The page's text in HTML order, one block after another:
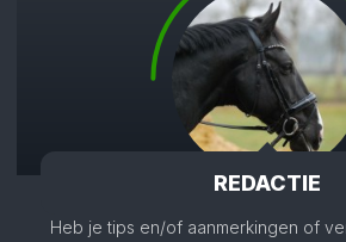
REDACTIE
Heb je tips en/of aanmerkingen of